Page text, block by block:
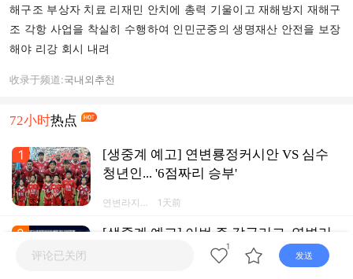
해구조 부상자 치료 리재민 안치에 총력 기울이고 재해방지 재해구
조 각항 사업을 착실히 수행하여 인민군중의 생명재산 안전을 보장
해야 리강 회시 내려
收录于频道:국내외추천
72小时热点
1
[생중계 예고] 연변룡정커시안 VS 심수
청년인... '6점짜리 승부'
연변라지오
1天前
2
[생중계 예고] 이번 주 갑급리그, 연변리
评论已关闭
1
发送